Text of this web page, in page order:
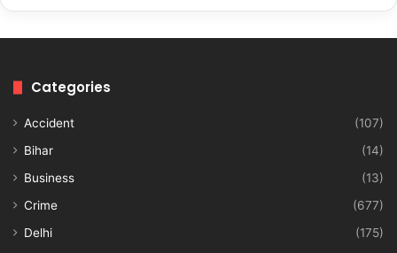
Categories
Accident
(107)
Bihar
(14)
Business
(13)
Crime
(677)
Delhi
(175)